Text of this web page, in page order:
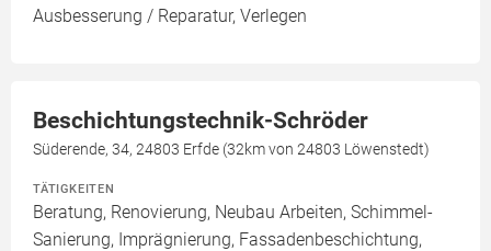
Ausbesserung / Reparatur, Verlegen
Beschichtungstechnik-Schröder
Süderende, 34, 24803 Erfde (32km von 24803 Löwenstedt)
TÄTIGKEITEN
Beratung, Renovierung, Neubau Arbeiten, Schimmel-
Sanierung, Imprägnierung, Fassadenbeschichtung,